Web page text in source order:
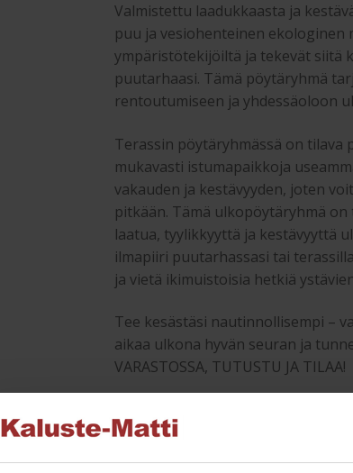
Valmistettu laadukkaasta ja
puu ja vesiohenteinen
ympäristötekijöiltä ja tekevät siitä
puutarhaasi. Tämä pöytäryhmä
rentoutumiseen ja yhdessäoloon
Terassin pöytäryhmässä on
mukavasti istumapaikkoja
vakauden ja kestävyyden, joten
pitkään. Tämä ulkopöytäryhmä
laatua, tyylikkyyttä ja kestävyyttä
ilmapiiri puutarhassasi tai
ja vietä ikimuistoisia hetkiä
Tee kesästäsi nautinnollisempi –
aikaa ulkona hyvän seuran ja
VARASTOSSA, TUTUSTU JA TILAA!
Scotland 4 hengen
tekniset tiedot: